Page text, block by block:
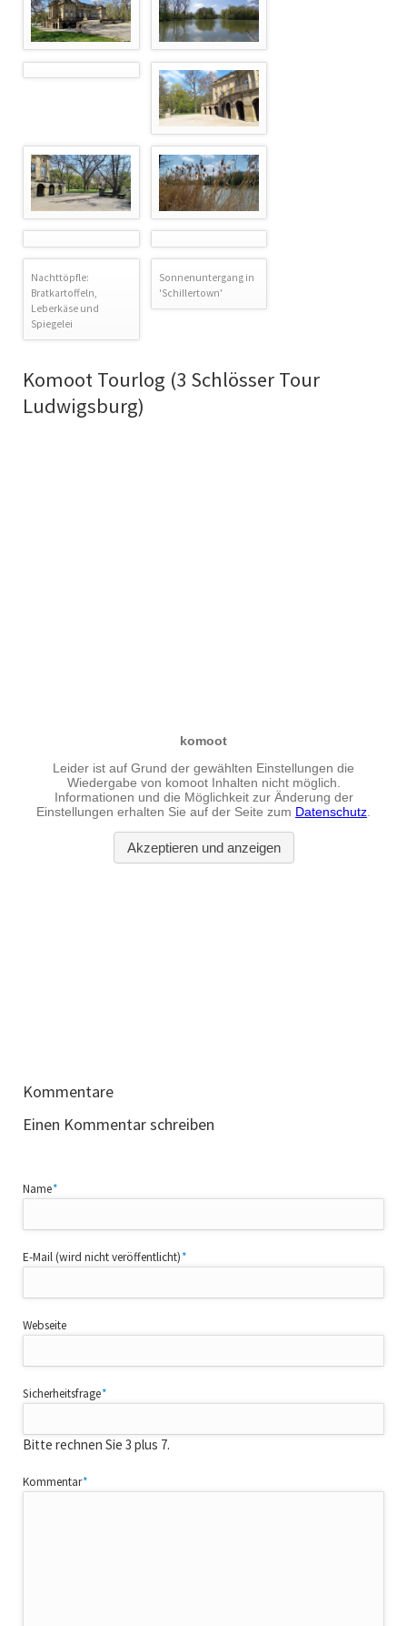
Nachttöpfle:
Bratkartoffeln,
Leberkäse und
Spiegelei
Sonnenuntergang in
'Schillertown'
Komoot Tourlog (3 Schlösser Tour
Ludwigsburg)
Kommentare
Einen Kommentar schreiben
Pflichtfeld
Name*
Pflichtfeld
E-Mail (wird nicht veröffentlicht)*
Webseite
Pflichtfeld
Sicherheitsfrage*
Bitte rechnen Sie 3 plus 7.
Pflichtfeld
Kommentar*